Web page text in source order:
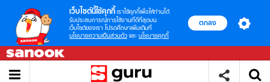
เว็บไซต์นี้ใช้คุกกี้ เราใช้คุกกี้เพื่อให้ท่านได้
รับประสบการณ์การใช้งานที่ดีที่สุดบน
เว็บไซต์ของเรา โปรดศึกษาเพิ่มเติมที่
นโยบายความเป็นส่วนตัว และ นโยบายคุกกี้
ตกลง